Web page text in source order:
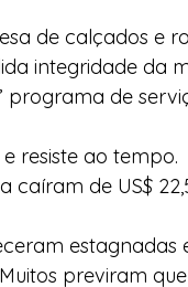
de calçados e
integridade da
programa de
resiste ao tempo.
caíram de US$
estagnadas
previram